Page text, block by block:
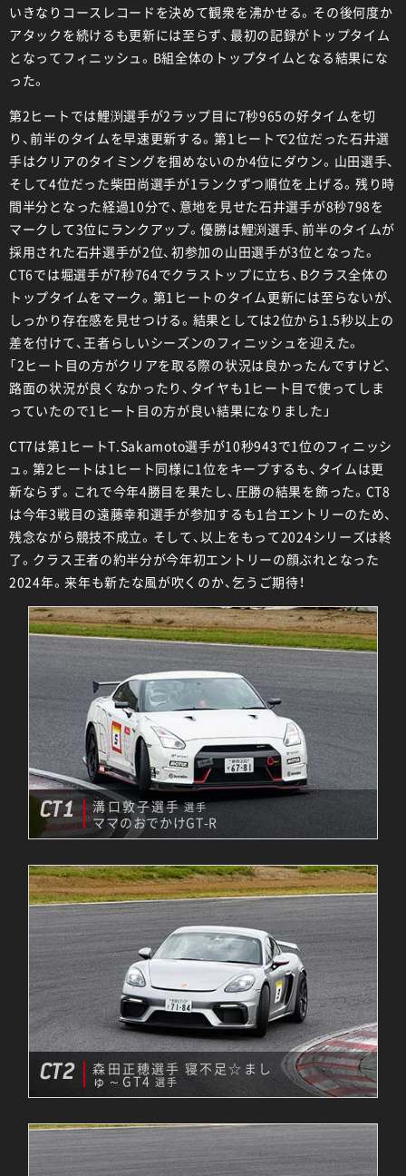
いきなりコースレコードを決めて観衆を沸かせる。その後何度か
アタックを続けるも更新には至らず、最初の記録がトップタイム
となってフィニッシュ。B組全体のトップタイムとなる結果にな
った。
第2ヒートでは鯉渕選手が2ラップ目に7秒965の好タイムを切
り、前半のタイムを早速更新する。第1ヒートで2位だった石井選
手はクリアのタイミングを掴めないのか4位にダウン。山田選手、
そして4位だった柴田尚選手が1ランクずつ順位を上げる。残り時
間半分となった経過10分で、意地を見せた石井選手が8秒798を
マークして3位にランクアップ。優勝は鯉渕選手、前半のタイムが
採用された石井選手が2位、初参加の山田選手が3位となった。
CT6では堀選手が7秒764でクラストップに立ち、Bクラス全体の
トップタイムをマーク。第1ヒートのタイム更新には至らないが、
しっかり存在感を見せつける。結果としては2位から1.5秒以上の
差を付けて、王者らしいシーズンのフィニッシュを迎えた。
「2ヒート目の方がクリアを取る際の状況は良かったんですけど、
路面の状況が良くなかったり、タイヤも1ヒート目で使ってしま
っていたので1ヒート目の方が良い結果になりました」
CT7は第1ヒートT.Sakamoto選手が10秒943で1位のフィニッシ
ュ。第2ヒートは1ヒート同様に1位をキープするも、タイムは更
新ならず。これで今年4勝目を果たし、圧勝の結果を飾った。CT8
は今年3戦目の遠藤幸和選手が参加するも1台エントリーのため、
残念ながら競技不成立。そして、以上をもって2024シリーズは終
了。クラス王者の約半分が今年初エントリーの顔ぶれとなった
2024年。来年も新たな風が吹くのか、乞うご期待！
CT1 溝口敦子選手選手
ママのおでかけGT-R
CT2 森田正穂選手 寝不足☆まし
ゅ～GT4 選手